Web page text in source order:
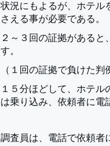
状況にもよるが、ホテル
さえる事が必要である。
２～３回の証拠がある
す。
（１回の証拠で負けた判
１５分ほどして、ホテ
は乗り込み、依頼者に電
調査員は、電話で依頼者